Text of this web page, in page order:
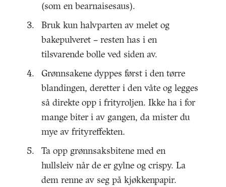
(som en bearnaisesaus).
Bruk kun halvparten av melet og
bakepulveret – resten has i en
tilsvarende bolle ved siden av.
Grønnsakene dyppes først i den tørre
blandingen, deretter i den våte og legges
så direkte opp i frityroljen. Ikke ha i for
mange biter i av gangen, da mister du
mye av frityreffekten.
Ta opp grønnsaksbitene med en
hullsleiv når de er gylne og crispy. La
dem renne av seg på kjøkkenpapir.